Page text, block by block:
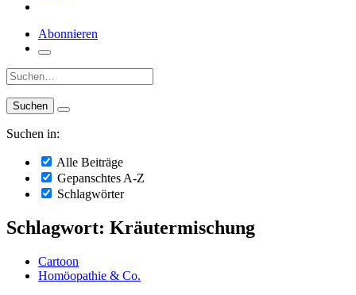
Abonnieren
Suche:
Suchen in:
Alle Beiträge
Gepanschtes A-Z
Schlagwörter
Schlagwort: Kräutermischung
Cartoon
Homöopathie & Co.